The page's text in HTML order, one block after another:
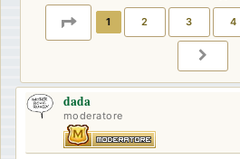
PAGINA DI
1 2 3 4
dada
moderatore